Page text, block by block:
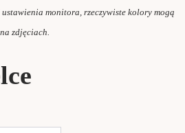
monitora, rzeczywiste kolory mogą
zdjęciach.